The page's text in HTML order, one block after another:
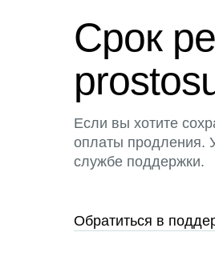
Срок
Если вы хотите
оплаты продления.
службе поддержки.
Обратиться в